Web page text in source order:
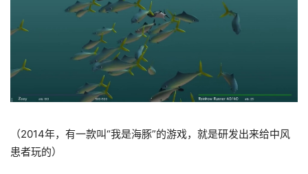
（2014年，有一款叫“我是海豚”的游戏，就是研发出来给中风
患者玩的）